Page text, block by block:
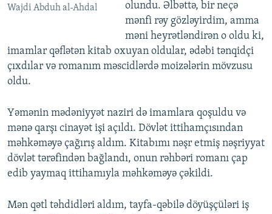
Wajdi Abduh al-Ahdal
olundu. Əlbəttə, bir neçə
mənfi rəy gözləyirdim, amma
məni heyrətləndirən o oldu ki,
imamlar qəflətən kitab oxuyan oldular, ədəbi tənqidçi
çıxdılar və romanım məscidlərdə moizələrin mövzusu
oldu.
Yəmənin mədəniyyət naziri də imamlara qoşuldu və
mənə qarşı cinayət işi açıldı. Dövlət ittihamçısından
məhkəməyə çağırış aldım. Kitabımı nəşr etmiş nəşriyyat
dövlət tərəfindən bağlandı, onun rəhbəri romanı çap
edib yaymaq ittihamıyla məhkəməyə çəkildi.
Mən qətl təhdidləri aldım, tayfa-qəbilə döyüşçüləri iş